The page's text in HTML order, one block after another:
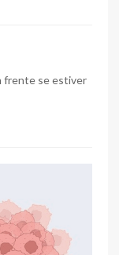
frente se estiver